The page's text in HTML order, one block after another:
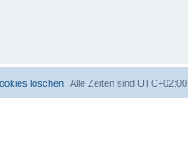
Alle Zeiten sind UTC+02:00
löschen